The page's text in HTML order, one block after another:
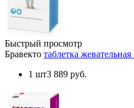
Быстрый просмотр
Бравекто таблетка
1 шт3 889 руб.